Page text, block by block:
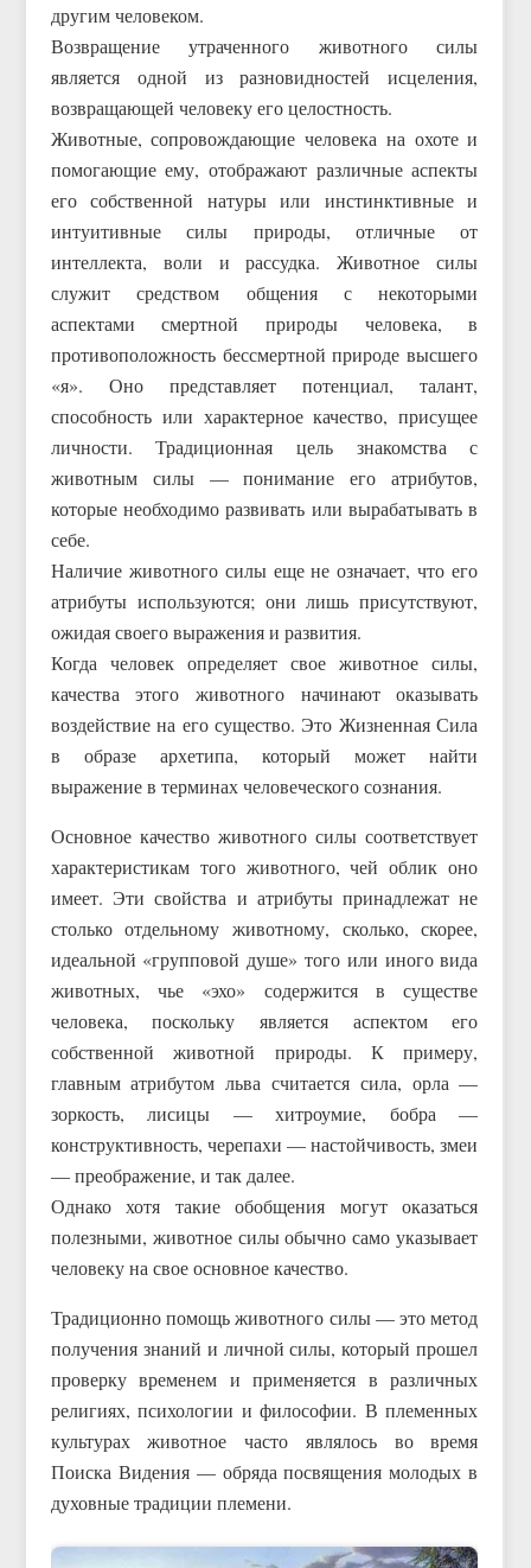
другим человеком.
Возвращение утраченного животного силы
является одной из разновидностей исцеления,
возвращающей человеку его целостность.
Животные, сопровождающие человека на охоте и
помогающие ему, отображают различные аспекты
его собственной натуры или инстинктивные и
интуитивные силы природы, отличные от
интеллекта, воли и рассудка. Животное силы
служит средством общения с некоторыми
аспектами смертной природы человека, в
противоположность бессмертной природе высшего
«я». Оно представляет потенциал, талант,
способность или характерное качество, присущее
личности. Традиционная цель знакомства с
животным силы — понимание его атрибутов,
которые необходимо развивать или вырабатывать в
себе.
Наличие животного силы еще не означает, что его
атрибуты используются; они лишь присутствуют,
ожидая своего выражения и развития.
Когда человек определяет свое животное силы,
качества этого животного начинают оказывать
воздействие на его существо. Это Жизненная Сила
в образе архетипа, который может найти
выражение в терминах человеческого сознания.
Основное качество животного силы соответствует
характеристикам того животного, чей облик оно
имеет. Эти свойства и атрибуты принадлежат не
столько отдельному животному, сколько, скорее,
идеальной «групповой душе» того или иного вида
животных, чье «эхо» содержится в существе
человека, поскольку является аспектом его
собственной животной природы. К примеру,
главным атрибутом льва считается сила, орла —
зоркость, лисицы — хитроумие, бобра —
конструктивность, черепахи — настойчивость, змеи
— преображение, и так далее.
Однако хотя такие обобщения могут оказаться
полезными, животное силы обычно само указывает
человеку на свое основное качество.
Традиционно помощь животного силы — это метод
получения знаний и личной силы, который прошел
проверку временем и применяется в различных
религиях, психологии и философии. В племенных
культурах животное часто являлось во время
Поиска Видения — обряда посвящения молодых в
духовные традиции племени.